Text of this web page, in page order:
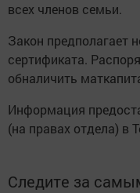
всех членов семьи.
Закон предполагает
сертификата.
обналичить
Информация
(на правах отдела) в
Следите за